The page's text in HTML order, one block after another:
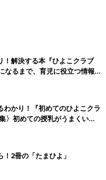
！解決する本『ひよこクラブ
るまで、育児に役立つ情報が
わかり！『初めてのひよこクラ
〉初めての授乳がうまくい
の基本と夏のトラブル 解決テ
2冊の「たまひよ」